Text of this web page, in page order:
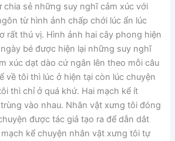
chia sẻ những suy nghĩ cảm xúc với
từ hình ảnh chấp chới lúc ẩn lúc
rất thú vị. Hình ảnh hai cây phong hiện
bé được hiện lại những suy nghĩ
xúc dạt dào cứ ngân lên theo mỗi câu
về tôi thì lúc ở hiện tại còn lúc chuyện
thì chỉ ở quá khứ. Hai mạch kể ít
vào nhau. Nhân vật xưng tôi đóng
được tác giả tạo ra để dẫn dắt
kể chuyện nhân vật xưng tôi tự